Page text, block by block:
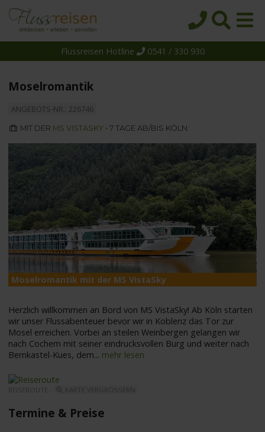
Reedereien
Schiffe
Über uns
Wissen
Suche
Flussreisen Hotline 0541 / 330 930
Moselromantik
ANGEBOTS-NR.: 226746
MIT DER MS VISTASKY • 7 TAGE AB/BIS KÖLN
Moselromantik mit der MS VistaSky
Herzlich willkommen an Bord von MS VistaSky! Ab Köln starten
wir unser Flussabenteuer bevor wir in Koblenz das Tor zur
Mosel erreichen. Vorbei an steilen Weinbergen gelangen wir
nach Cochem mit seiner eindrucksvollen Burg und weiter nach
Bernkastel-Kues, dem... mehr lesen
REISEROUTE -
Termine & Preise